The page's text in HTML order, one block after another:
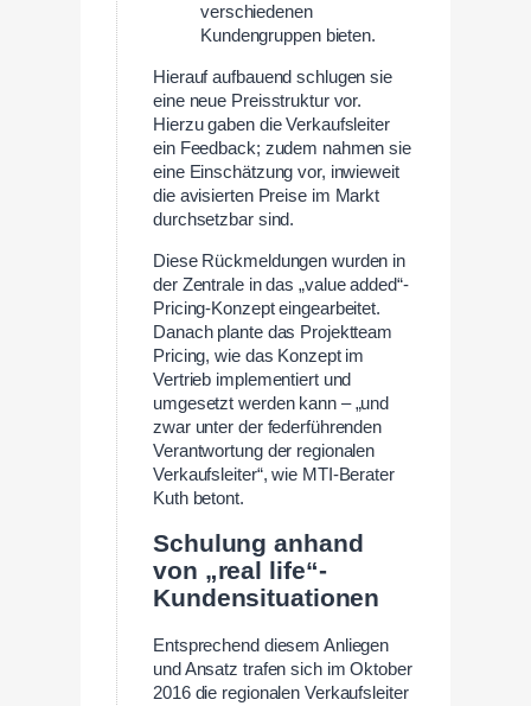
verschiedenen
Kundengruppen bieten.
Hierauf aufbauend schlugen sie
eine neue Preisstruktur vor.
Hierzu gaben die Verkaufsleiter
ein Feedback; zudem nahmen sie
eine Einschätzung vor, inwieweit
die avisierten Preise im Markt
durchsetzbar sind.
Diese Rückmeldungen wurden in
der Zentrale in das „value added“-
Pricing-Konzept eingearbeitet.
Danach plante das Projektteam
Pricing, wie das Konzept im
Vertrieb implementiert und
umgesetzt werden kann – „und
zwar unter der federführenden
Verantwortung der regionalen
Verkaufsleiter“, wie MTI-Berater
Kuth betont.
Schulung anhand
von „real life“-
Kundensituationen
Entsprechend diesem Anliegen
und Ansatz trafen sich im Oktober
2016 die regionalen Verkaufsleiter